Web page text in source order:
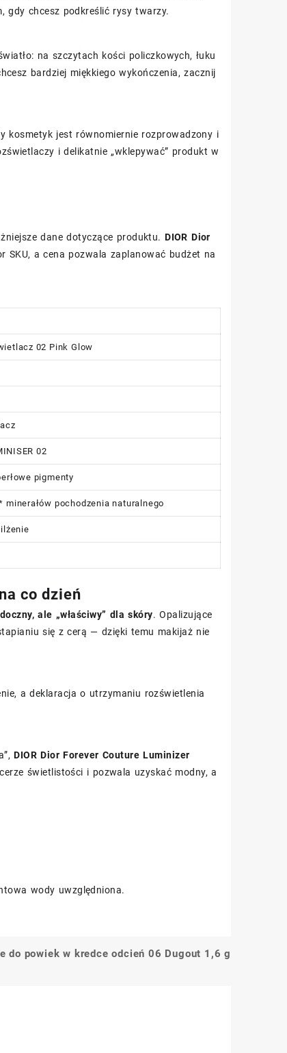
gdy chcesz podkreślić rysy twarzy.
na szczytach kości policzkowych, łuku
bardziej miękkiego wykończenia, zacznij
kosmetyk jest równomiernie rozprowadzony i
i delikatnie „wklepywać” produkt w
dane dotyczące produktu.DIOR Dior
SKU, a cena pozwala zaplanować budżet na
02 Pink Glow
02
pigmenty
pochodzenia naturalnego
co dzień
ale „właściwy” dla skóry. Opalizujące
się z cerą — dzięki temu makijaż nie
a deklaracja o utrzymaniu rozświetlenia
DIOR Dior Forever Couture Luminizer
świetlistości i pozwala uzyskać modny, a
wody uwzględniona.
do powiek w kredce odcień 06 Dugout 1,6 g